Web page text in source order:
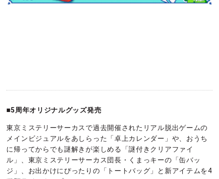
■5周年オリジナルグッズ発売
東京ミステリーサーカスで過去開催されたリアル脱出ゲームの
メインビジュアルをあしらった「卓上カレンダー」や、おうち
に帰ってからでも謎解きが楽しめる「謎付きクリアファイ
ル」、東京ミステリーサーカス団長・くまっキーの「缶バッ
ジ」、お出かけにぴったりの「トートバッグ」と新アイテムを4